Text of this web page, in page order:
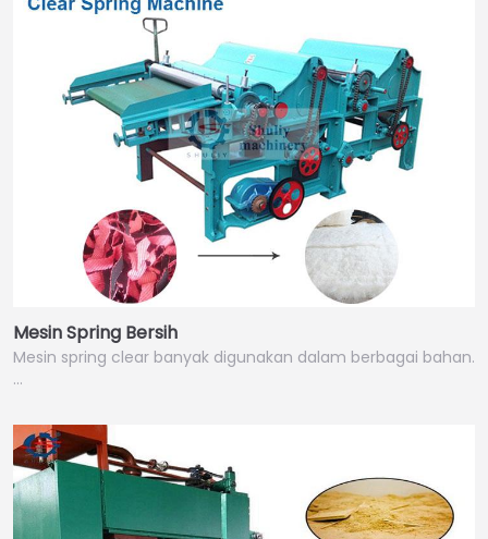
Mesin Spring Bersih
Mesin spring clear banyak digunakan dalam berbagai bahan.
…